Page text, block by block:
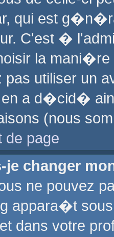
qui est
C'est �
la
utiliser un
a d�cid�
(nous
de page
je changer
ne pouvez
appara�t
dans votre